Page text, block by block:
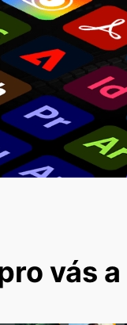
vás